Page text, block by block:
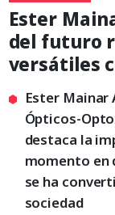
Ester
del futuro
versátiles
Ester Mainar
Ópticos-
destaca la
momento en
se ha
sociedad